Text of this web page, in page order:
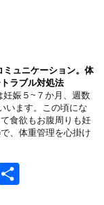
ュニケーション。体
ラブル対処法
妊娠５~７か月、週数
います。この頃にな
食欲もお腹周りも妊
、体重管理を心掛け
H